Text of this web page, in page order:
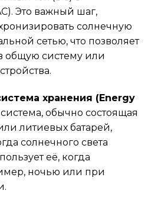
Это важный шаг,
солнечную
сетью, что позволяет
общую систему или
хранения (Energy
обычно состоящая
литиевых батарей,
солнечного света
её, когда
ночью или при